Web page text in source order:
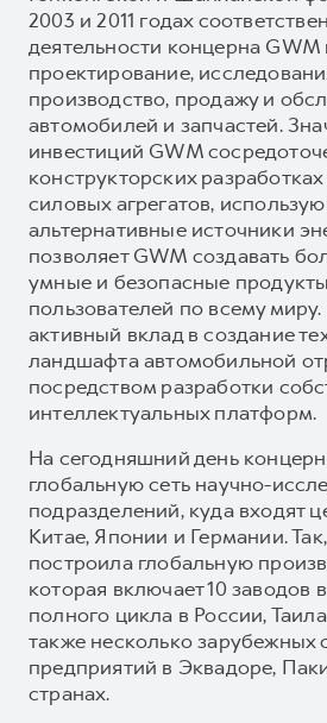
2003 и 2011 годах
деятельности концерна GWM
проектирование,
производство, продажу и
автомобилей и запчастей.
инвестиций GWM
конструкторских
силовых агрегатов,
альтернативные источники
позволяет GWM создавать
умные и безопасные
пользователей по всему
активный вклад в создание
ландшафта автомобильной
посредством разработки
интеллектуальных платформ.
На сегодняшний день
глобальную сеть научно-
подразделений, куда входят
Китае, Японии и Германии.
построила глобальную
которая включает 10 заводов
полного цикла в России,
также несколько зарубежных
предприятий в Эквадоре,
странах.